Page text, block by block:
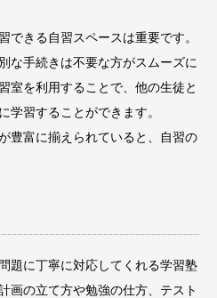
できる自習スペースは重要です。
な手続きは不要な方がスムーズに
室を利用することで、他の生徒と
学習することができます。
豊富に揃えられていると、自習の
題に丁寧に対応してくれる学習塾
画の立て方や勉強の仕方、テスト